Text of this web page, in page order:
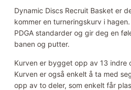
Dynamic Discs Recruit Basket er
kommer en turneringskurv i
PDGA standarder og gir deg en
banen og putter.
Kurven er bygget opp av 13 indre
Kurven er også enkelt å ta med
opp av to deler, som enkelt får